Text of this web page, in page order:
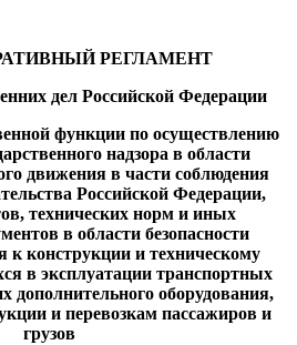
РЕГЛАМЕНТ
дел Российской Федерации
функции по осуществлению
надзора в области
движения в части соблюдения
Российской Федерации,
технических норм и иных
в области безопасности
кконструкции и техническому
в эксплуатации транспортных
дополнительного оборудования,
и перевозкам пассажиров и
грузов